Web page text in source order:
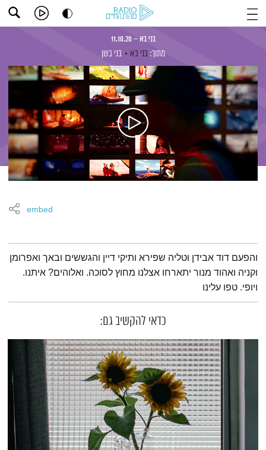
בני בא – 11.10.20
מתוך: בני בא בני בשן
embed
תמצית הפודקאסט
והפעם דוד אבידן וטליה שפירא ותיקי דיין והגששים ובאך ואפרומן
וקניה ואהוד מנור יתארחו אצלנו מחוץ לסוכה. ואלוהים? איתנו.
ויופי. טפו עלינו
כדאי להקשיב גם: